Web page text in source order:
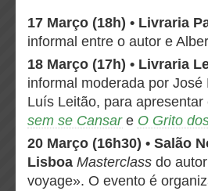
17 Março (18h) • Livraria
informal entre o autor e
18 Março (17h) • Livraria
informal moderada por
Luís Leitão, para apresentar
sem se Cansare O Grito
20 Março (16h30) • Salão
Lisboa Masterclass do
voyage». O evento é